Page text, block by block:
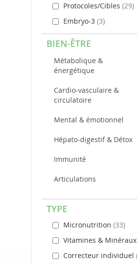
Protocoles/Cibles 29
Embryo-3 3
BIEN-ÊTRE
Métabolique &
énergétique
Cardio-vasculaire &
circulatoire
Mental & émotionnel
Hépato-digestif & Détox
Immunité
Articulations
TYPE
Micronutrition 33
Vitamines & Minéraux
Correcteur individuel